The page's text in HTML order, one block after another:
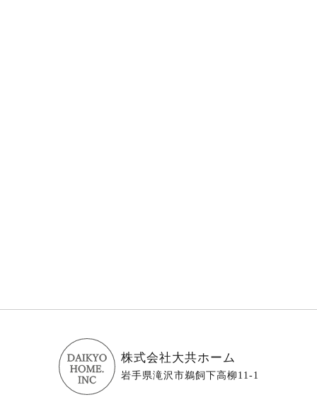
株式会社大共ホーム
岩手県滝沢市鵜飼下高柳11-1